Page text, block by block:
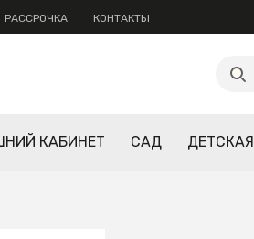
РАССРОЧКА КОНТАКТЫ
КАБИНЕТ САД ДЕТСКАЯ